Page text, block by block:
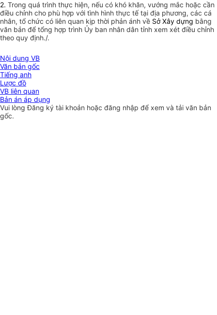
2. Trong quá trình thực hiện, nếu có khó khăn, vướng mắc hoặc cần
điều chỉnh cho phù hợp với tình hình thực tế tại địa phương, các cá
nhân, tổ chức có liên quan kịp thời phản ánh về Sở Xây dựng bằng
văn bản để tổng hợp trình Ủy ban nhân dân tỉnh xem xét điều chỉnh
theo quy định./.
Nội dung VB
Văn bản gốc
Tiếng anh
Lược đồ
VB liên quan
Bản án áp dụng
Vui lòngĐăng ký tài khoản hoặc đăng nhập để xem và tải văn bản
gốc.